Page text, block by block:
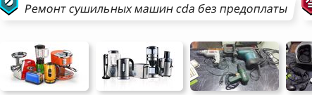
Ремонтсушильных машинcdaбез предоплаты